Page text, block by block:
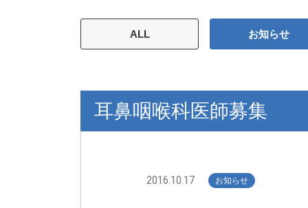
ALL お知らせ
耳鼻咽喉科医師募集
2016.10.17 お知らせ